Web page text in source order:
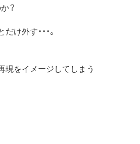
？
外す・・・。
現をイメージしてしまう